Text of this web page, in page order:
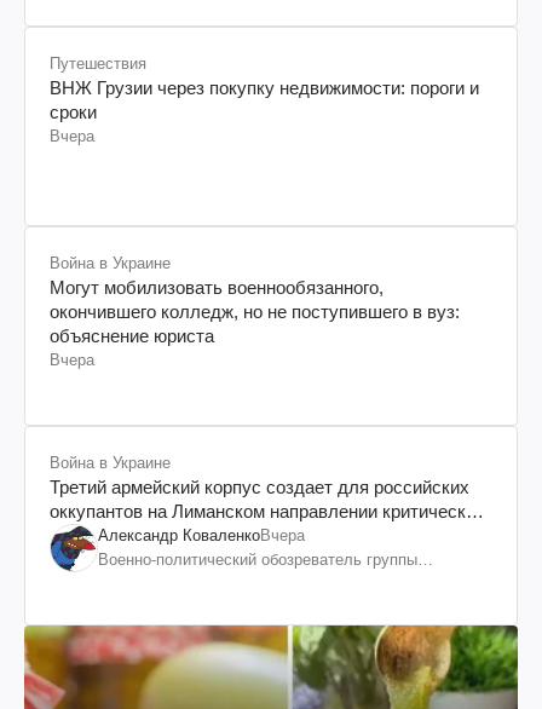
Путешествия
ВНЖ Грузии через покупку недвижимости: пороги и
сроки
Вчера
Война в Украине
Могут мобилизовать военнообязанного,
окончившего колледж, но не поступившего в вуз:
объяснение юриста
Вчера
Война в Украине
Третий армейский корпус создает для российских
оккупантов на Лиманском направлении критический
дискомфорт: как это удалось
Александр КоваленкоВчера
Военно-политический обозреватель группы